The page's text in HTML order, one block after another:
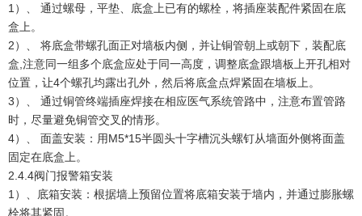
1）、 通过螺母，平垫、底盒上已有的螺栓，将插座装配件紧固在底
盒上。
2）、 将底盒带螺孔面正对墙板内侧，并让铜管朝上或朝下，装配底
盒,注意同一组多个底盒应处于同一高度，调整底盒跟墙板上开孔相对
位置，让4个螺孔均露出孔外，然后将底盒点焊紧固在墙板上。
3）、 通过铜管终端插座焊接在相应医气系统管路中，注意布置管路
时，尽量避免铜管交叉的情形。
4）、 面盖安装：用M5*15半圆头十字槽沉头螺钉从墙面外侧将面盖
固定在底盒上。
2.4.4阀门报警箱安装
1）、底箱安装：根据墙上预留位置将底箱安装于墙内，并通过膨胀螺
栓将其紧固。